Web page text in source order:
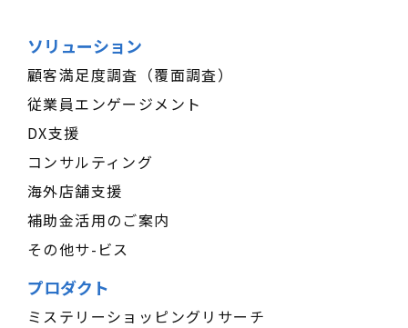
ソリューション
顧客満足度調査（覆面調査）
従業員エンゲージメント
DX支援
コンサルティング
海外店舗支援
補助金活用のご案内
その他サ-ビス
プロダクト
ミステリーショッピングリサーチ